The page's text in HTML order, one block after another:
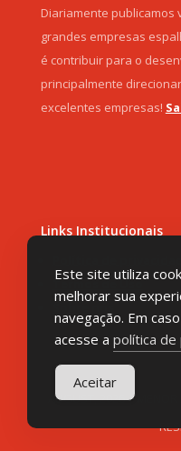
Diariamente publicamos
grandes empresas
é contribuir para o
principalmente
excelentes empresas!
Links Institucionais
Termos de Uso
AUGUST, 2026 |
Este site utiliza
melhorar sua
navegação. Em
acesse a política de
Aceitar